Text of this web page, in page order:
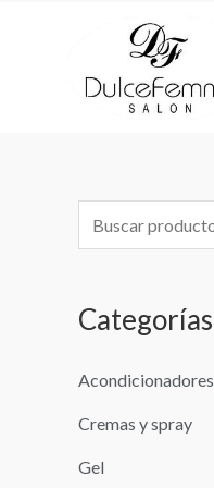
u
c
r
p
o
Categorías
Acondicionadores
Cremas y spray
Gel